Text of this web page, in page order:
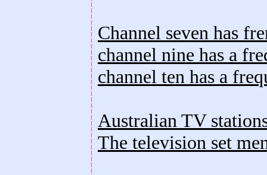
Channel seven has
channel nine has a
channel ten has a
Australian TV
The television set